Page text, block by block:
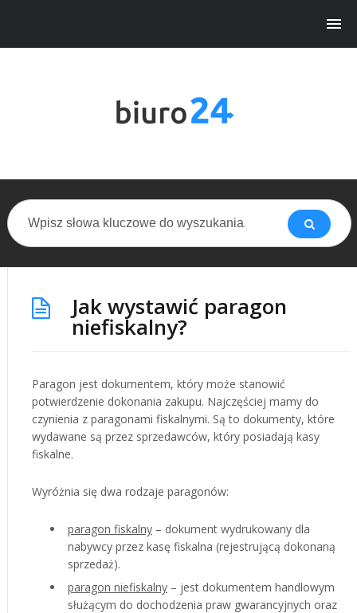
Jak wystawić paragon
niefiskalny?
Paragon jest dokumentem, który może stanowić
potwierdzenie dokonania zakupu. Najczęściej mamy do
czynienia z paragonami fiskalnymi. Są to dokumenty, które
wydawane są przez sprzedawców, który posiadają kasy
fiskalne.
Wyróżnia się dwa rodzaje paragonów:
paragon fiskalny– dokument wydrukowany dla
nabywcy przez kasę fiskalna (rejestrującą dokonaną
sprzedaż).
paragon niefiskalny– jest dokumentem handlowym
służącym do dochodzenia praw gwarancyjnych oraz